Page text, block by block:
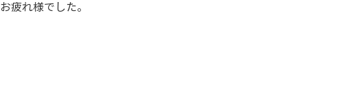
お疲れ様でした。